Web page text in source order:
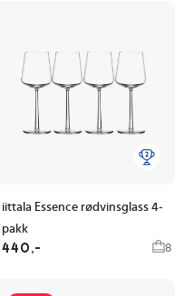
iittala Essence rødvinsglass 4-
pakk
440,- 8